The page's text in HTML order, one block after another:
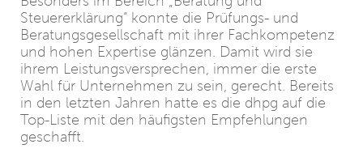
Steuererklärung“ konnte die Prüfungs- und
Beratungsgesellschaft mit ihrer Fachkompetenz
und hohen Expertise glänzen. Damit wird sie
ihrem Leistungsversprechen, immer die erste
Wahl für Unternehmen zu sein, gerecht. Bereits
in den letzten Jahren hatte es die dhpg auf die
Top-Liste mit den häufigsten Empfehlungen
geschafft.